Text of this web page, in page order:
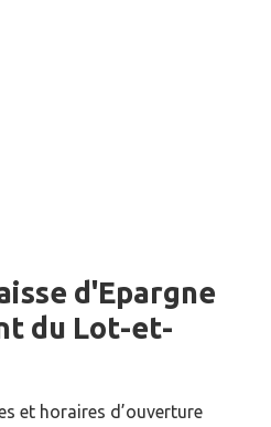
d'Epargne
du Lot-et-
et horaires d’ouverture